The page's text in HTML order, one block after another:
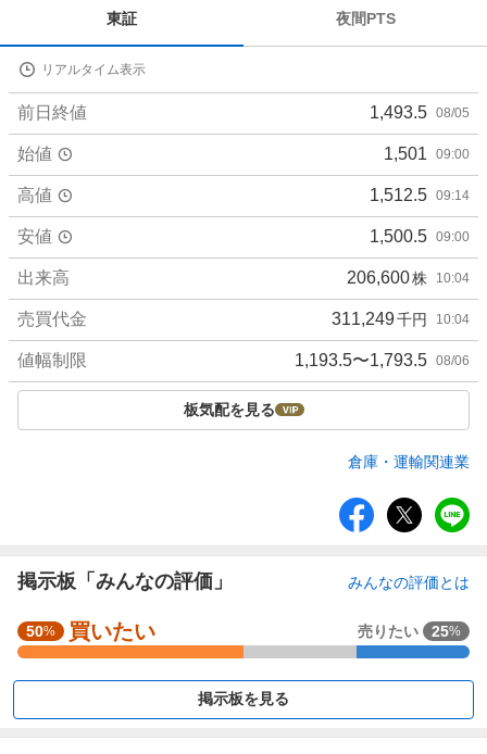
詳
値
東証 夜間PTS
リアルタイム表示
前日終値 1,493.5 08/05
始値 1,501 09:00
高値 1,512.5 09:14
安値 1,500.5 09:00
出来高 206,600株 10:04
売買代金 311,249千円 10:04
値幅制限 1,193.5〜1,793.5 08/06
板気配を見る
倉庫・運輸関連業
ア
掲示板「みんなの評価」 みんなの評価とは
強
く
買
50% 買いたい 売りたい 25%
掲示板を見る